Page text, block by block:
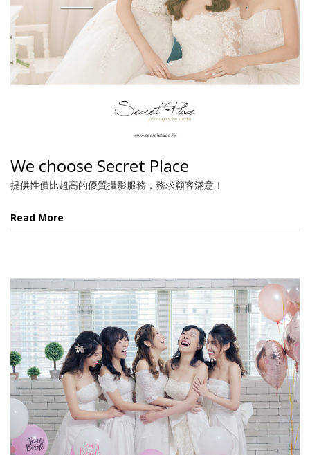
We choose Secret Place
提供性價比超高的優質攝影服務，務求顧客滿意！
Read More